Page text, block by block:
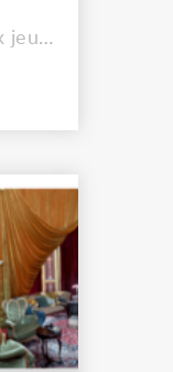
jeux